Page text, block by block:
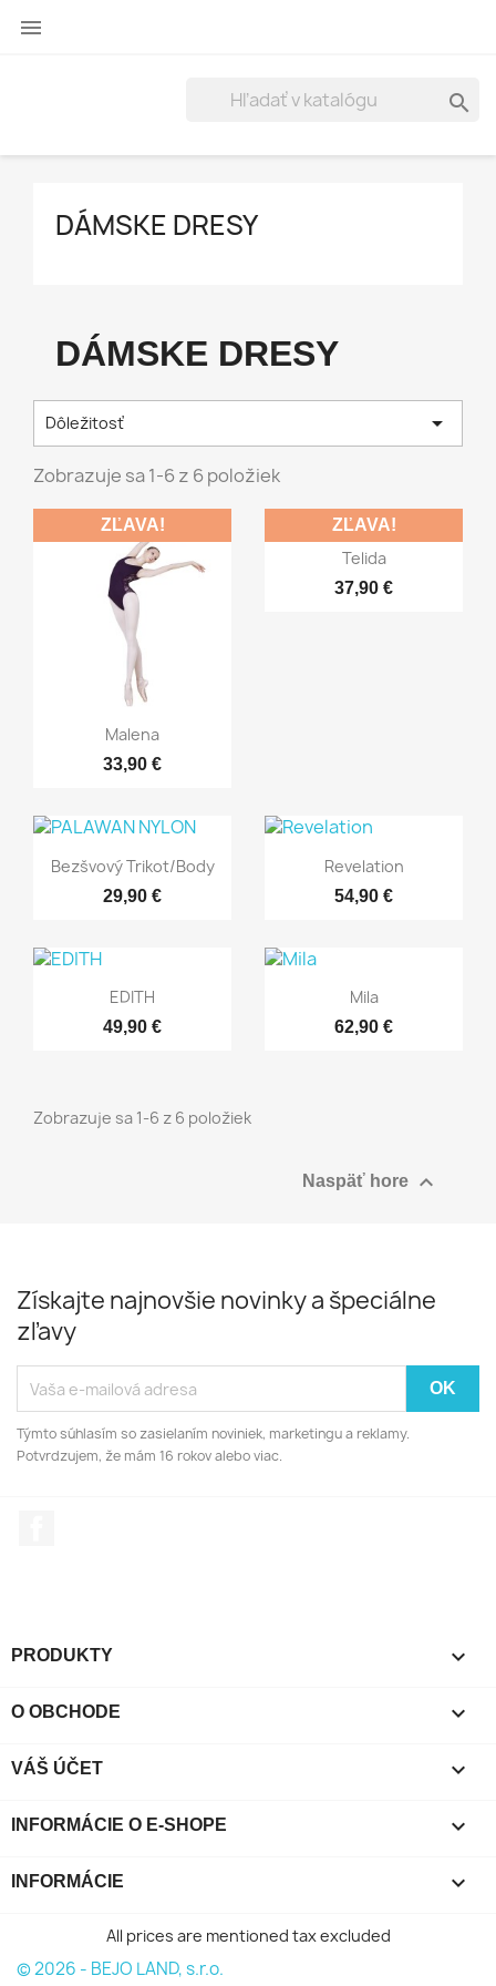


DÁMSKE DRESY
DÁMSKE DRESY
Dôležitosť 
Zobrazuje sa 1-6 z 6 položiek
Rýchly náhľad
Malena
33,90 €
ZĽAVA!
Rýchly náhľad
Telida
37,90 €
ZĽAVA!
Rýchly náhľad
Bezšvový Trikot/body
29,90 €
Rýchly náhľad
Revelation
54,90 €
Rýchly náhľad
EDITH
49,90 €
Rýchly náhľad
Mila
62,90 €
Zobrazuje sa 1-6 z 6 položiek
Naspäť hore 
Získajte najnovšie novinky a špeciálne
zľavy
Týmto súhlasím so zasielaním noviniek, marketingu a reklamy.
Potvrdzujem, že mám 16 rokov alebo viac.
PRODUKTY 
O OBCHODE 
VÁŠ ÚČET 
INFORMÁCIE O E-SHOPE keyboard_arrow_down
INFORMÁCIE 
All prices are mentioned tax excluded
© 2026 - BEJO LAND, s.r.o.